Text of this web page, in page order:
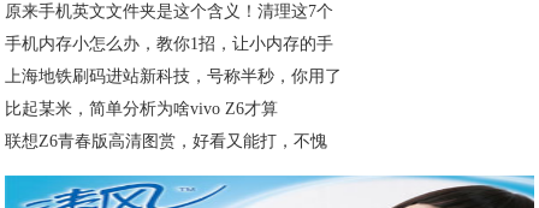
原来手机英文文件夹是这个含义！清理这7个
手机内存小怎么办，教你1招，让小内存的手
上海地铁刷码进站新科技，号称半秒，你用了
比起某米，简单分析为啥vivo Z6才算
联想Z6青春版高清图赏，好看又能打，不愧